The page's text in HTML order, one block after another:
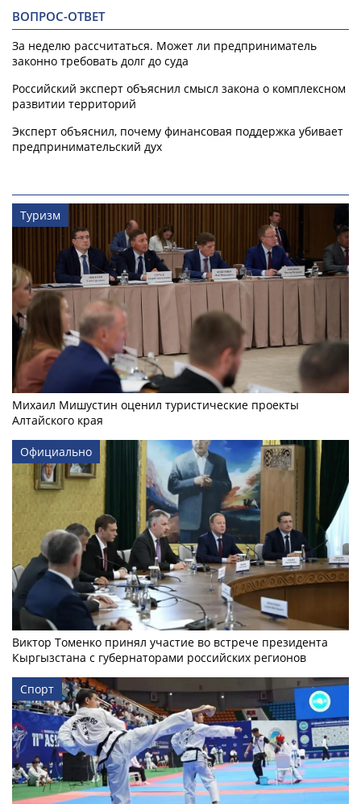
ВОПРОС-ОТВЕТ
За неделю рассчитаться. Может ли предприниматель
законно требовать долг до суда
Российский эксперт объяснил смысл закона о комплексном
развитии территорий
Эксперт объяснил, почему финансовая поддержка убивает
предпринимательский дух
Туризм
Михаил Мишустин оценил туристические проекты
Алтайского края
Официально
Виктор Томенко принял участие во встрече президента
Кыргызстана с губернаторами российских регионов
Спорт